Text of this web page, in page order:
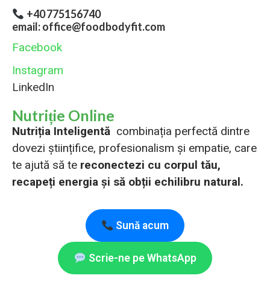
+40 775156740
email: office@foodbodyfit.com
Facebook
Instagram
LinkedIn
Nutriție Online
Nutriția Inteligentă combinația perfectă dintre
dovezi științifice, profesionalism și empatie, care
te ajută să te reconectezi cu corpul tău,
recapeți energia și să obții echilibru natural.
Sună acum
Scrie-ne pe WhatsApp